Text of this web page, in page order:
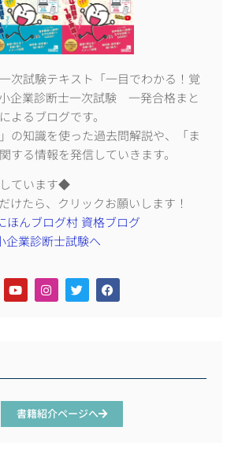
次試験テキスト「一目でわかる！覚
企業診断士一次試験 一発合格まと
よるブログです。
の知識を使った過去問解説や、「ま
する情報を発信していきます。
ています◆
けたら、クリックお願いします！
書籍紹介ページへ